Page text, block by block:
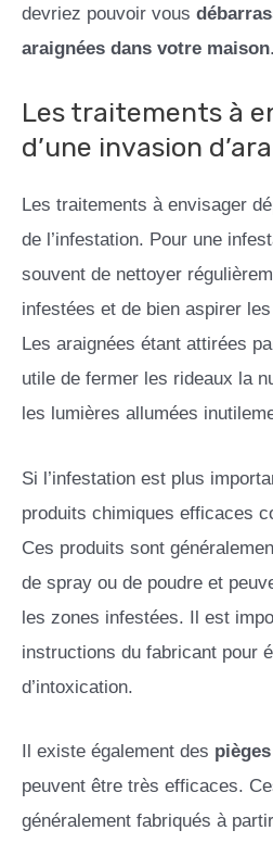
devriez pouvoir vous
araignées dans votre maison.
Les traitements à
d’une invasion
Les traitements à envisager
de l’infestation. Pour une
souvent de nettoyer
infestées et de bien aspirer
Les araignées étant attirées
utile de fermer les rideaux la
les lumières allumées
Si l’infestation est plus
produits chimiques efficaces
Ces produits sont
de spray ou de poudre et
les zones infestées. Il est
instructions du fabricant pour
d’intoxication.
Il existe également des
peuvent être très efficaces.
généralement fabriqués à